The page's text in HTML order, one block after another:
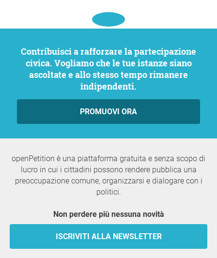
Contribuisci a rafforzare la partecipazione
civica. Vogliamo che le tue istanze siano
ascoltate e allo stesso tempo rimanere
indipendenti.
PROMUOVI ORA
openPetition è una piattaforma gratuita e senza scopo di
lucro in cui i cittadini possono rendere pubblica una
preoccupazione comune, organizzarsi e dialogare con i
politici.
Non perdere più nessuna novità
ISCRIVITI ALLA NEWSLETTER